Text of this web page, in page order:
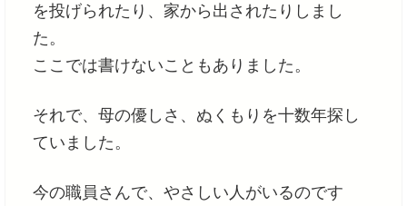
を投げられたり、家から出されたりしまし
た。
ここでは書けないこともありました。
それで、母の優しさ、ぬくもりを十数年探し
ていました。
今の職員さんで、やさしい人がいるのです